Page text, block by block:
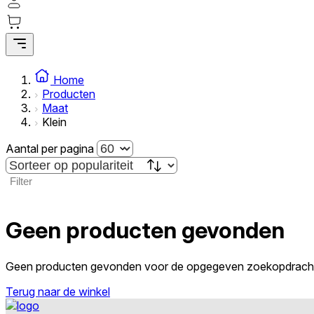
Home
Producten
Maat
Klein
Aantal per pagina
Filter
Geen producten gevonden
Geen producten gevonden voor de opgegeven
Terug naar de winkel
Noodzakelijke cookies zijn
cookies slaan geen
Voorkeuren